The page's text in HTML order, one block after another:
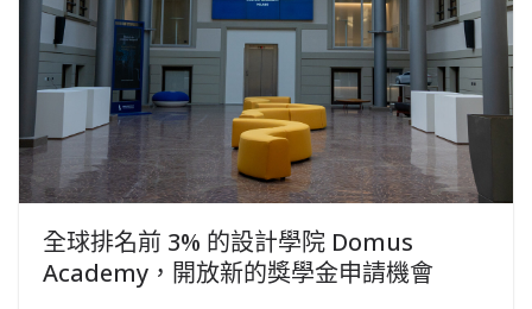
全球排名前 3% 的設計學院 Domus
Academy，開放新的獎學金申請機會